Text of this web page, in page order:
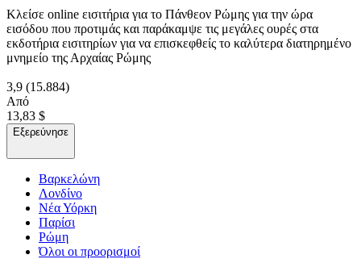
Κλείσε online εισιτήρια για το Πάνθεον Ρώμης για την ώρα
εισόδου που προτιμάς και παράκαμψε τις μεγάλες ουρές στα
εκδοτήρια εισιτηρίων για να επισκεφθείς το καλύτερα διατηρημένο
μνημείο της Αρχαίας Ρώμης
3,9 (15.884)
Από
13,83 $
Εξερεύνησε
Βαρκελώνη
Λονδίνο
Νέα Υόρκη
Παρίσι
Ρώμη
Όλοι οι προορισμοί